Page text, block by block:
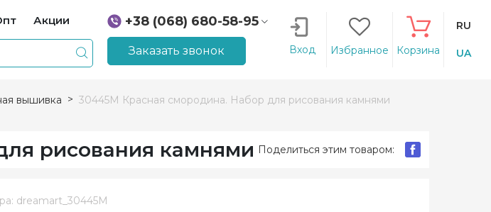
Акции
+38 (068) 680-58-95
+38 (066) 207-14-90
Заказать звонок Вход Избранное Корзина
RU
UA
вышивка 30445M Красная смородина. Набор для рисования камнями
рисования камнями Поделиться этим товаром:
dreamart_30445M